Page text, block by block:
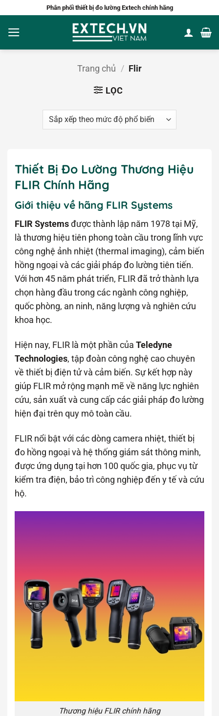
nội
dung
Phân phối thiết bị đo lường Extech chính hãng
Trang chủ / Flir
LỌC
Thiết Bị Đo Lường Thương Hiệu
FLIR Chính Hãng
Giới thiệu về hãng FLIR Systems
FLIR Systems được thành lập năm 1978 tại Mỹ,
là thương hiệu tiên phong toàn cầu trong lĩnh vực
công nghệ ảnh nhiệt (thermal imaging), cảm biến
hồng ngoại và các giải pháp đo lường tiên tiến.
Với hơn 45 năm phát triển, FLIR đã trở thành lựa
chọn hàng đầu trong các ngành công nghiệp,
quốc phòng, an ninh, năng lượng và nghiên cứu
khoa học.
Hiện nay, FLIR là một phần của Teledyne
Technologies, tập đoàn công nghệ cao chuyên
về thiết bị điện tử và cảm biến. Sự kết hợp này
giúp FLIR mở rộng mạnh mẽ về năng lực nghiên
cứu, sản xuất và cung cấp các giải pháp đo lường
hiện đại trên quy mô toàn cầu.
FLIR nổi bật với các dòng camera nhiệt, thiết bị
đo hồng ngoại và hệ thống giám sát thông minh,
được ứng dụng tại hơn 100 quốc gia, phục vụ từ
kiểm tra điện, bảo trì công nghiệp đến y tế và cứu
hộ.
Thương hiệu FLIR chính hãng